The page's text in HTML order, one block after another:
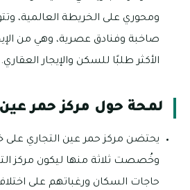
ومحوري على الخريطة العالمية،
صاخبة وفنادق عصرية، وهي من
الأكثر طلبًا للسكن والإيجار العقاري.
لمحة حول مركز حمر عين
يحتضن مركز حمر عين التجاري
وخُصصت ثلاثة منها ليكون مركز
حاجات السكان ورغباتهم على